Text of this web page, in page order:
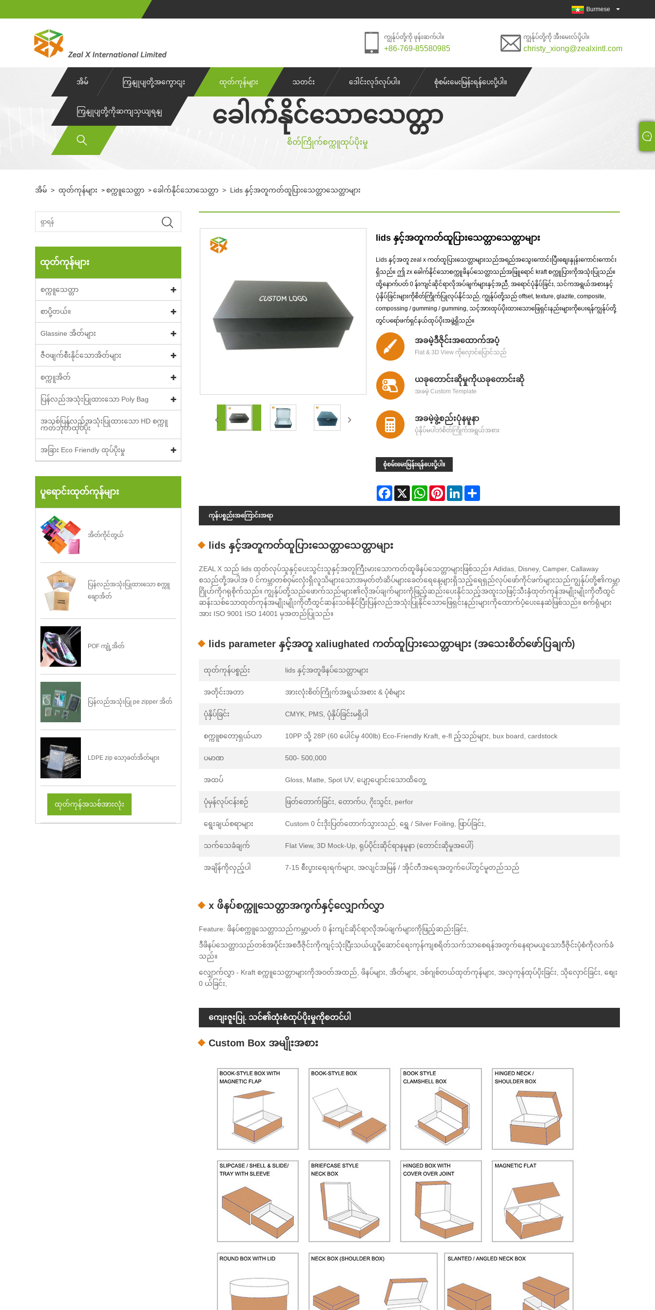
Burmese
ကျွန်ုပ်တို့ကို ဖုန်းဆက်ပါ။
+86-769-85580985
ကျွန်ုပ်တို့ကို အီးမေးလ်ပို့ပါ။
christy_xiong@zealxintl.com
အိမ် ကြှနျုပျတို့အကွောငျး ထုတ်ကုန်များ သတင်း ဒေါင်းလုဒ်လုပ်ပါ။ စုံစမ်းမေးမြန်းရန်ပေးပို့ပါ။
ကြှနျုပျတို့ကိုဆကျသှယျရနျ ခေါက်နိုင်သောသေတ္တာ
စိတ်ကြိုက်စက္ကူထုပ်ပိုးမှု
အိမ် > ထုတ်ကုန်များ > စက္ကူသေတ္တာ > ခေါက်နိုင်သောသေတ္တာ > Lids နှင့်အတူကတ်ထူပြားသေတ္တာသေတ္တာများ
ထုတ်ကုန်များ
စက္ကူသေတ္တာ
စာပို့တယ်။
Glassine အိတ်များ
ဇီဝဖျက်စီးနိုင်သောအိတ်များ
စက္ကူအိတ်
ပြန်လည်အသုံးပြုထားသော Poly Bag
အသစ်ပြန်လည်အသုံးပြုထားသော HD စက္ကူ
ကတ်ဘုတ်ထုပ်ပိုး
အခြား Eco Friendly ထုပ်ပိုးမှု
ပူရောင်းထုတ်ကုန်များ
အိတ်ကိုင်တွယ်
ပြန်လည်အသုံးပြုထားသော စက္ကူ
ချောအိတ်
POF ကျုံ့အိတ်
ပြန်လည်အသုံးပြု pe zipper အိတ်
LDPE zip သော့ခတ်အိတ်များ
ထုတ်ကုန်အသစ်အားလုံး
lids နှင့်အတူကတ်ထူပြားသေတ္တာသေတ္တာများ
Lids နှင့်အတူ zeal x ကတ်ထူပြားသေတ္တာများသည်အရည်အသွေးကောင်းပြီးစျေးနှုန်းကောင်းကောင်း
ရှိသည်။ ဤ zx ခေါက်နိုင်သောစက္ကူဖိနပ်သေတ္တာသည်အဖြူရောင် kraft စက္ကူပြားကိုအသုံးပြုသည်။
ထို့နောက်ပတ် 0 န်းကျင်ဆိုင်ရာလိုအပ်ချက်များနှင့်အညီ, အရောင်ပုံနှိပ်ခြင်း, သင်ကအရွယ်အစားနှင့်
ပုံနှိပ်ခြင်းများကိုစိတ်ကြိုက်ပြုလုပ်နိုင်သည်, ကျွန်ုပ်တို့သည် offset, texture, glazite, composite,
compossing / gumming / gumming, သင့်အားထုပ်ပိုးထားသောဖြေရှင်းနည်းများကိုပေးရန်ကျွန်ုပ်တို့
တွင်ပရော်ဖက်ရှင်နယ်ထုပ်ပိုးအဖွဲ့ရှိသည်။
အခမဲ့ဒီဇိုင်းအထောက်အပံ့
Flat & 3D View ကိုလှောင်ပြောင်သည်
ယခုတောင်းဆိုမှုကိုယခုတောင်းဆို
အခမဲ့ Custom Template
အခမဲ့ဖွဲ့စည်းပုံနမူနာ
ပုံနှိပ်မပါဘဲစိတ်ကြိုက်အရွယ်အစား
စုံစမ်းမေးမြန်းရန်ပေးပို့ပါ။
Facebook WhatsAppPinterestLinkedIn
ကုန်ပစ္စည်းအကြောင်းအရာ
lids နှင့်အတူကတ်ထူပြားသေတ္တာသေတ္တာများ
ZEAL X သည် lids ထုတ်လုပ်သူနှင့်ပေးသွင်းသူနှင့်အတူကြီးမားသောကတ်ထူဖိနပ်သေတ္တာများဖြစ်သည်။ Adidas, Disney, Camper, Callaway
စသည်တို့အပါအ 0 င်ကမ္ဘာတစ်ဝှမ်းလုံးရှိလူသိများသောအမှတ်တံဆိပ်များခေတ်ရေနေ့များရှိသည့်ရေရှည်လုပ်ဖော်ကိုင်ဖက်များသည်ကျွန်ုပ်တို့၏ကမ္ဘာ
ဂြိုဟ်ကိုဂရုစိုက်သည်။ ကျွန်ုပ်တို့သည်ဖောက်သည်များ၏လိုအပ်ချက်များကိုဖြည့်ဆည်းပေးနိုင်သည့်အထူးသဖြင့်သီးနှံထုတ်ကုန်အမျိုးမျိုးကိုတီထွင်
ဆန်းသစ်သောထုတ်ကုန်အမျိုးမျိုးကိုတီထွင်ဆန်းသစ်နိုင်ပြီးပြန်လည်အသုံးပြုနိုင်သောဖြေရှင်းနည်းများကိုထောက်ပံ့ပေးနေဆဲဖြစ်သည်။ စက်ရုံများ
အား ISO 9001 ISO 14001 မှအတည်ပြုသည်။
lids parameter နှင့်အတူ xaliughated ကတ်ထူပြားသေတ္တာများ (အသေးစိတ်ဖော်ပြချက်)
ထုတ်ကုန်ပစ္စည်း lids နှင့်အတူဖိနပ်သေတ္တာများ
အတိုင်းအတာ အားလုံးစိတ်ကြိုက်အရွယ်အစား & ပုံစံများ
ပုံနှိပ်ခြင်း CMYK, PMS, ပုံနှိပ်ခြင်းမရှိပါ
စက္ကူစတော့ရှယ်ယာ 10PP သို့ 28P (60 ပေါင်မှ 400lb) Eco-Friendly Kraft, e-fl ည့်သည်များ, bux board, cardstock
ပမာဏ 500- 500,000
အထပ် Gloss, Matte, Spot UV, ပျော့ပျောင်းသောထိတွေ့
ပုံမှန်လုပ်ငန်းစဉ် ဖြတ်တောက်ခြင်း, တောက်ပ, ဂိုးသွင်း, perfor
ရွေးချယ်စရာများ Custom 0 င်းဒိုးပြတ်တောက်သွားသည်, ရွှေ / Silver Foiling, ဖြာပ်ခြင်း,
သက်သေခံချက် Flat View, 3D Mock-Up, ရုပ်ပိုင်းဆိုင်ရာနမူနာ (တောင်းဆိုမှုအပေါ်)
အချိန်ကိုလှည့်ပါ 7-15 စီးပွားရေးရက်များ, အလျင်အမြန် / အိုင်တီအရေအတွက်ပေါ်တွင်မူတည်သည်
x ဖိနပ်စက္ကူသေတ္တာအကွက်နှင့်လျှောက်လွှာ
Feature: ဖိနပ်စက္ကူသေတ္တာသည်ကမ္ဘာ့ပတ် 0 န်းကျင်ဆိုင်ရာလိုအပ်ချက်များကိုဖြည့်ဆည်းခြင်း,
ဒီဖိနပ်သေတ္တာသည်တစ်အပိုင်းအစဒီဇိုင်းကိုကျင့်သုံးပြီးသယ်ယူပို့ဆောင်ရေးကုန်ကျစရိတ်သက်သာစေရန်အတွက်နေရာမယူသောဒီဇိုင်းပုံစံကိုလက်ခံ
သည်။
လျှောက်လွှာ - Kraft စက္ကူသေတ္တာများကိုအဝတ်အထည်, ဖိနပ်များ, အိတ်များ, ဒစ်ဂျစ်တယ်ထုတ်ကုန်များ, အလှကုန်ထုပ်ပိုးခြင်း, သိုလှောင်ခြင်း, စျေး
0 ယ်ခြင်း,
ကျေးဇူးပြု. သင်၏ထုံးစံထုပ်ပိုးမှုကိုစတင်ပါ
Custom Box အမျိုးအစား